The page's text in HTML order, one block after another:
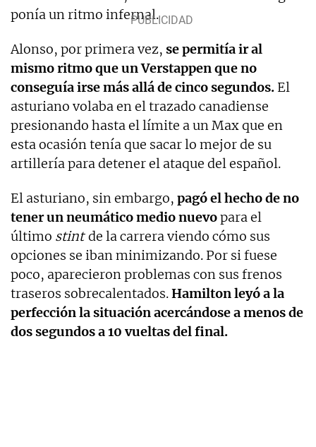
ponía un ritmo infernal.
Alonso, por primera vez, se permitía ir al
mismo ritmo que un Verstappen que no
conseguía irse más allá de cinco segundos. El
asturiano volaba en el trazado canadiense
presionando hasta el límite a un Max que en
esta ocasión tenía que sacar lo mejor de su
artillería para detener el ataque del español.
El asturiano, sin embargo, pagó el hecho de no
tener un neumático medio nuevopara el
último stintde la carrera viendo cómo sus
opciones se iban minimizando. Por si fuese
poco, aparecieron problemas con sus frenos
traseros sobrecalentados.Hamilton leyó a la
perfección la situación acercándose a menos de
dos segundos a 10 vueltas del final.